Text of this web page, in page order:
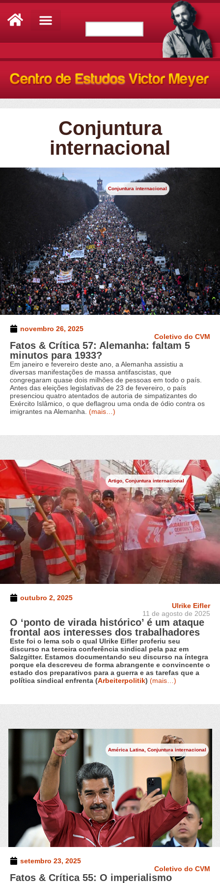
Conjuntura
internacional
Conjuntura internacional
novembro 26, 2025
Coletivo do CVM
Fatos & Crítica 57: Alemanha: faltam 5
minutos para 1933?
Em janeiro e fevereiro deste ano, a Alemanha assistiu a
diversas manifestações de massa antifascistas, que
congregaram quase dois milhões de pessoas em todo o país.
Antes das eleições legislativas de 23 de fevereiro, o país
presenciou quatro atentados de autoria de simpatizantes do
Exército Islâmico, o que deflagrou uma onda de ódio contra os
imigrantes na Alemanha. (mais…)
Artigo, Conjuntura internacional
outubro 2, 2025
Ulrike Eifler
11 de agosto de 2025
O ‘ponto de virada histórico’ é um ataque
frontal aos interesses dos trabalhadores
Este foi o lema sob o qual Ulrike Eifler proferiu seu
discurso na terceira conferência sindical pela paz em
Salzgitter. Estamos documentando seu discurso na íntegra
porque ela descreveu de forma abrangente e convincente o
estado dos preparativos para a guerra e as tarefas que a
política sindical enfrenta (Arbeiterpolitik) (mais…)
América Latina Conjuntura internacional
setembro 23, 2025
Coletivo do CVM
Fatos & Crítica 55: O imperialismo